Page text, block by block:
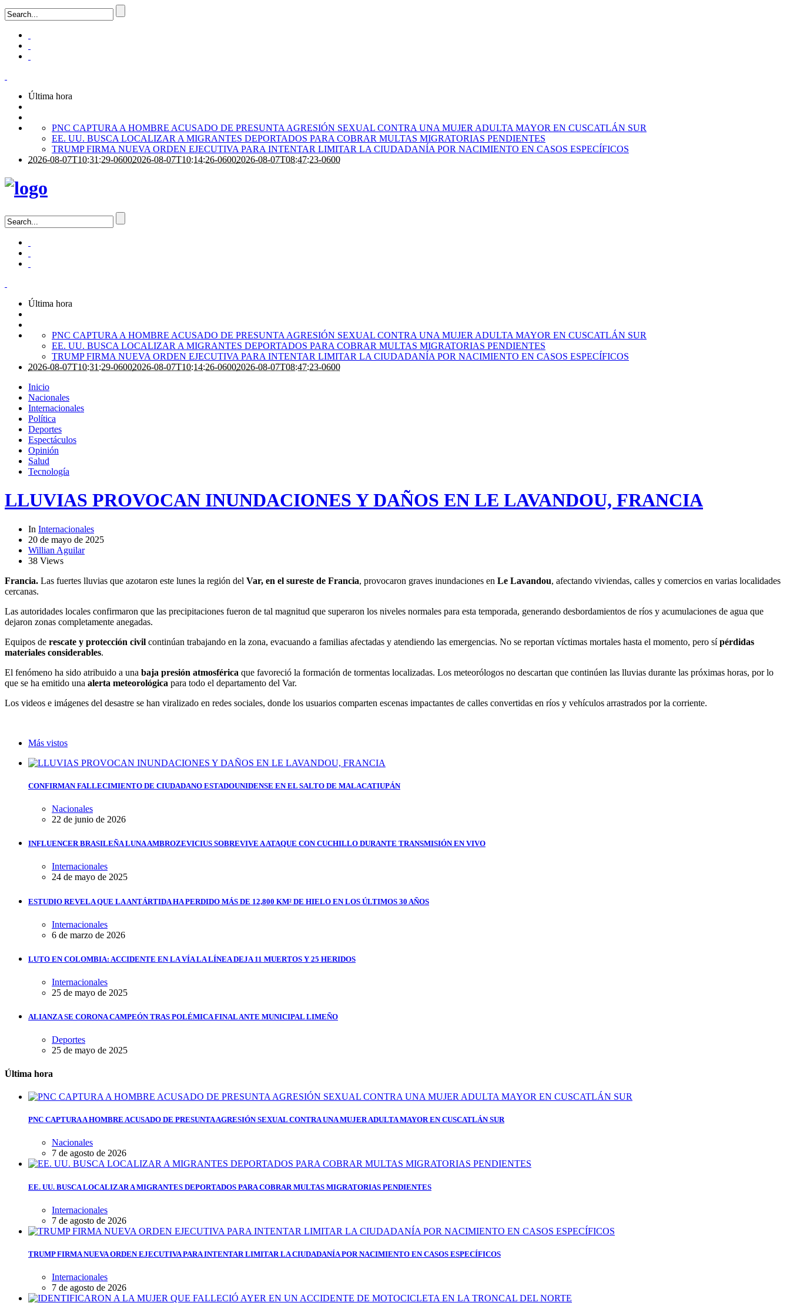
Última hora
PNC CAPTURA A HOMBRE ACUSADO DE PRESUNTA AGRESIÓN SEXUAL CONTRA UNA MUJER ADULTA MAYOR EN CUSCATLÁN SUR
EE. UU. BUSCA LOCALIZAR A MIGRANTES DEPORTADOS PARA COBRAR MULTAS MIGRATORIAS PENDIENTES
TRUMP FIRMA NUEVA ORDEN EJECUTIVA PARA INTENTAR LIMITAR LA CIUDADANÍA POR NACIMIENTO EN CASOS ESPECÍFICOS
2026-08-07T10:31:29-06002026-08-07T10:14:26-06002026-08-07T08:47:23-0600
Última hora
PNC CAPTURA A HOMBRE ACUSADO DE PRESUNTA AGRESIÓN SEXUAL CONTRA UNA MUJER ADULTA MAYOR EN CUSCATLÁN SUR
EE. UU. BUSCA LOCALIZAR A MIGRANTES DEPORTADOS PARA COBRAR MULTAS MIGRATORIAS PENDIENTES
TRUMP FIRMA NUEVA ORDEN EJECUTIVA PARA INTENTAR LIMITAR LA CIUDADANÍA POR NACIMIENTO EN CASOS ESPECÍFICOS
2026-08-07T10:31:29-06002026-08-07T10:14:26-06002026-08-07T08:47:23-0600
Inicio
Nacionales
Internacionales
Política
Deportes
Espectáculos
Opinión
Salud
Tecnología
LLUVIAS PROVOCAN INUNDACIONES Y DAÑOS EN LE LAVANDOU, FRANCIA
In Internacionales
20 de mayo de 2025
Willian Aguilar
38 Views
Francia. Las fuertes lluvias que azotaron este lunes la región del Var, en el sureste de Francia, provocaron graves inundaciones en Le Lavandou, afectando viviendas, calles y comercios en varias localidades
cercanas.
Las autoridades locales confirmaron que las precipitaciones fueron de tal magnitud que superaron los niveles normales para esta temporada, generando desbordamientos de ríos y acumulaciones de agua que
dejaron zonas completamente anegadas.
Equipos de rescate y protección civil continúan trabajando en la zona, evacuando a familias afectadas y atendiendo las emergencias. No se reportan víctimas mortales hasta el momento, pero sípérdidas
materiales considerables.
El fenómeno ha sido atribuido a una baja presión atmosférica que favoreció la formación de tormentas localizadas. Los meteorólogos no descartan que continúen las lluvias durante las próximas horas, por lo
que se ha emitido una alerta meteorológica para todo el departamento del Var.
Los videos e imágenes del desastre se han viralizado en redes sociales, donde los usuarios comparten escenas impactantes de calles convertidas en ríos y vehículos arrastrados por la corriente.
Más vistos
CONFIRMAN FALLECIMIENTO DE CIUDADANO ESTADOUNIDENSE EN EL SALTO DE MALACATIUPÁN
Nacionales
22 de junio de 2026
INFLUENCER BRASILEÑA LUNA AMBROZEVICIUS SOBREVIVE A ATAQUE CON CUCHILLO DURANTE TRANSMISIÓN EN VIVO
Internacionales
24 de mayo de 2025
ESTUDIO REVELA QUE LA ANTÁRTIDA HA PERDIDO MÁS DE 12,800 KM² DE HIELO EN LOS ÚLTIMOS 30 AÑOS
Internacionales
6 de marzo de 2026
LUTO EN COLOMBIA: ACCIDENTE EN LA VÍA LA LÍNEA DEJA 11 MUERTOS Y 25 HERIDOS
Internacionales
25 de mayo de 2025
ALIANZA SE CORONA CAMPEÓN TRAS POLÉMICA FINAL ANTE MUNICIPAL LIMEÑO
Deportes
25 de mayo de 2025
Última hora
PNC CAPTURA A HOMBRE ACUSADO DE PRESUNTA AGRESIÓN SEXUAL CONTRA UNA MUJER ADULTA MAYOR EN CUSCATLÁN SUR
Nacionales
7 de agosto de 2026
EE. UU. BUSCA LOCALIZAR A MIGRANTES DEPORTADOS PARA COBRAR MULTAS MIGRATORIAS PENDIENTES
Internacionales
7 de agosto de 2026
TRUMP FIRMA NUEVA ORDEN EJECUTIVA PARA INTENTAR LIMITAR LA CIUDADANÍA POR NACIMIENTO EN CASOS ESPECÍFICOS
Internacionales
7 de agosto de 2026